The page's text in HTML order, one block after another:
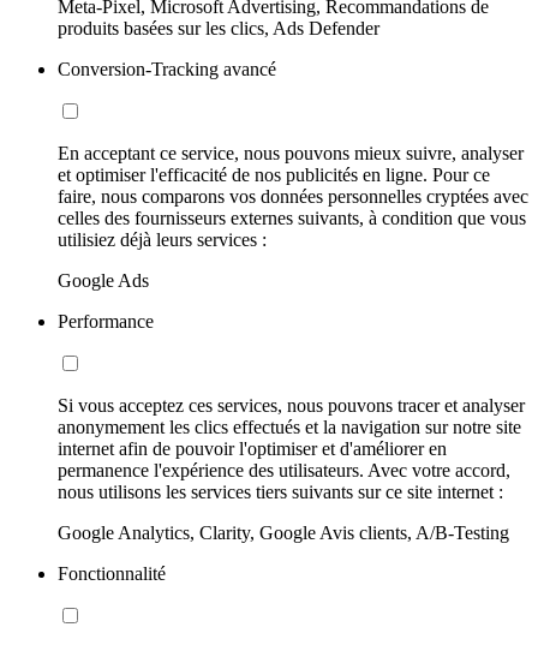
Meta-Pixel, Microsoft Advertising, Recommandations de
produits basées sur les clics, Ads Defender
Conversion-Tracking avancé
En acceptant ce service, nous pouvons mieux suivre, analyser
et optimiser l'efficacité de nos publicités en ligne. Pour ce
faire, nous comparons vos données personnelles cryptées avec
celles des fournisseurs externes suivants, à condition que vous
utilisiez déjà leurs services :
Google Ads
Performance
Si vous acceptez ces services, nous pouvons tracer et analyser
anonymement les clics effectués et la navigation sur notre site
internet afin de pouvoir l'optimiser et d'améliorer en
permanence l'expérience des utilisateurs. Avec votre accord,
nous utilisons les services tiers suivants sur ce site internet :
Google Analytics, Clarity, Google Avis clients, A/B-Testing
Fonctionnalité